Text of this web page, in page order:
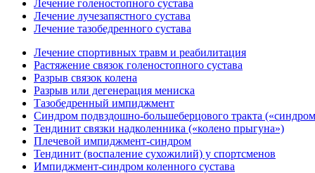
Лечение голеностопного сустава
Лечение лучезапястного сустава
Лечение тазобедренного сустава
Лечение спортивных травм и реабилитация
Растяжение связок голеностопного сустава
Разрыв связок колена
Разрыв или дегенерация мениска
Тазобедренный импиджмент
Синдром подвздошно-большеберцового тракта
Тендинит связки надколенника («колено прыгуна»)
Плечевой импиджмент-синдром
Тендинит (воспаление сухожилий) у спортсменов
Импиджмент-синдром коленного сустава